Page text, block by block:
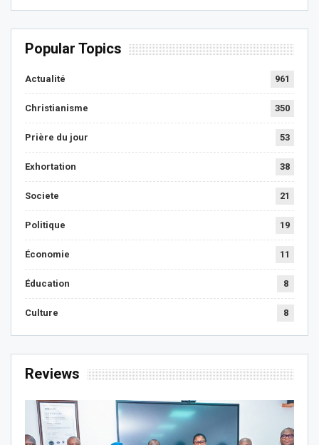
Popular Topics
Actualité 961
Christianisme 350
Prière du jour 53
Exhortation 38
Societe 21
Politique 19
Économie 11
Éducation 8
Culture 8
Reviews